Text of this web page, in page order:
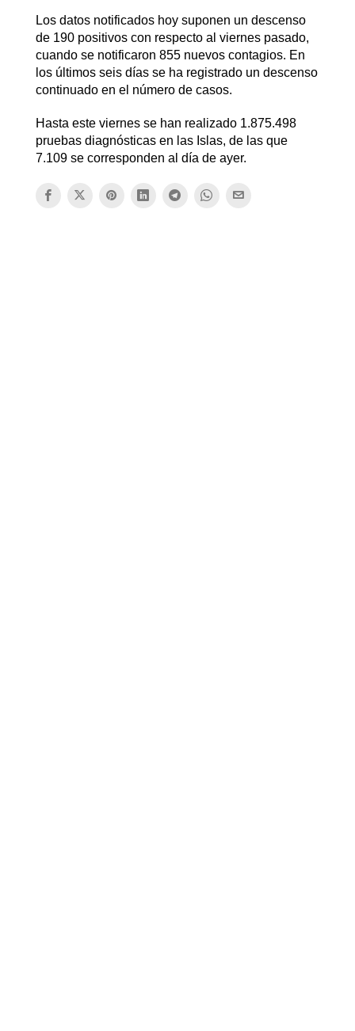
Los datos notificados hoy suponen un descenso
de 190 positivos con respecto al viernes pasado,
cuando se notificaron 855 nuevos contagios. En
los últimos seis días se ha registrado un descenso
continuado en el número de casos.
Hasta este viernes se han realizado 1.875.498
pruebas diagnósticas en las Islas, de las que
7.109 se corresponden al día de ayer.